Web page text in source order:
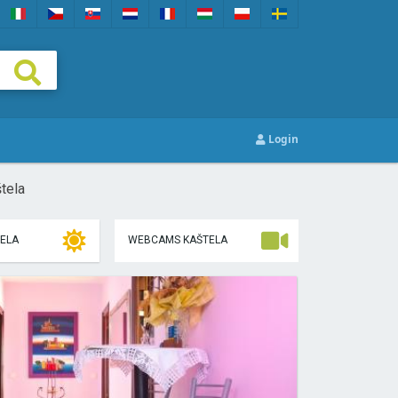
Login
WEBCAMS KAŠTELA